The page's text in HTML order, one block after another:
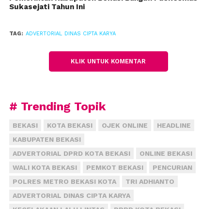
pengamanan areal persawahan, hingga antisipasi
termasuk ancaman abrasi di wilayah utara serta
sedimentasi aliran sungai,” katanya.
ruang yang ada saat ini sebenarnya sudah diatur
pada setiap wilayah kecamatan. Ke depan setiap
kecamatan akan memiliki tempat olah sampah
terpadu.
persoalan sampah liar yang kerap muncul di lahan
kosong maupun bantaran hingga aliran sungai,”
ucapnya.
Sukasejati Tahun Ini
TAG: ADVERTORIAL DINAS CIPTA KARYA
KLIK UNTUK KOMENTAR
# Trending Topik
BEKASI KOTA BEKASI OJEK ONLINE
HEADLINE
KABUPATEN BEKASI
ADVERTORIAL DPRD KOTA BEKASI
ONLINE BEKASI
WALI KOTA BEKASI
PEMKOT BEKASI
PENCURIAN
POLRES METRO BEKASI KOTA
TRI ADHIANTO
ADVERTORIAL DINAS CIPTA KARYA